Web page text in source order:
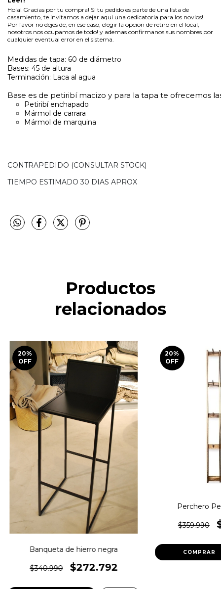
Hola! Gracias por tu compra! Si tu pedido es parte de una lista de
casamiento, te invitamos a dejar aqui una dedicatoria para los novios!
Por favor no dejes de, en ese caso, elegir la opcion de retiro en el local,
nosotros nos ocupamos de todo! y ademas confirmanos sus nombres por
cualquier eventual error en el sistema.
Medidas de tapa: 60 de diámetro
Bases: 45 de altura
Terminación: Laca al agua
Base es de petiribí macizo y para la tapa te ofrecemos
Petiribí enchapado
Mármol de carrara
Mármol de marquina
CONTRAPEDIDO (CONSULTAR STOCK)
TIEMPO ESTIMADO 30 DIAS APROX
Productos
relacionados
20%
OFF
Banqueta de hierro negra
$340.990 $272.792
20%
OFF
Perchero
$359.990